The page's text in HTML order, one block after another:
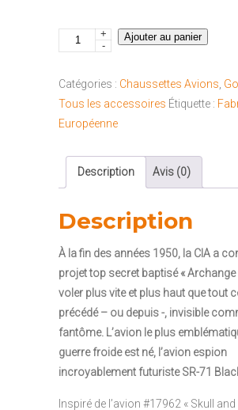
quantité
de
Chaussette
SR-
71
"41-
+
-
Ajouter au panier
Catégories : Chaussettes Avions
Tous les accessoires Étiquette :
Européenne
Description Avis (0)
Description
À la fin des années 1950, la CIA a
projet top secret baptisé « Archange
voler plus vite et plus haut que tout
précédé – ou depuis -, invisible
fantôme. L’avion le plus
guerre froide est né, l’avion espion
incroyablement futuriste SR-71
Inspiré de l’avion #17962 « Skull and